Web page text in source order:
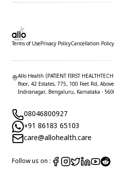
Terms of UsePrivacy PolicyCancellation Policy
Allo Health (PATIENT FIRST
floor, 42 Estates, 775, 100 Feet Rd,
Indiranagar, Bengaluru, Karnataka -
08046800927
+91 86183 65103
care@allohealth.care
Follow us on :